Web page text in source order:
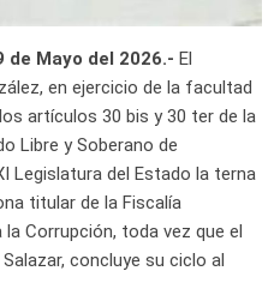
de Mayo del 2026.- El
en ejercicio de la facultad
artículos 30 bis y 30 ter de la
Libre y Soberano de
Legislatura del Estado la terna
titular de la Fiscalía
Corrupción, toda vez que el
concluye su ciclo al